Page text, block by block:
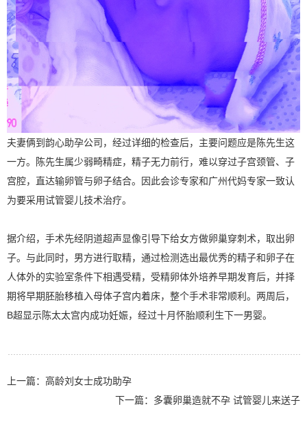
夫妻俩到韵心助孕公司，经过详细的检查后，主要问题应是陈先生这
一方。陈先生属少弱畸精症，精子无力前行，难以穿过子宫颈管、子
宫腔，直达输卵管与卵子结合。因此会诊专家和广州代妈专家一致认
为要采用试管婴儿技术治疗。
据介绍，手术先经阴道超声显像引导下给女方做卵巢穿刺术，取出卵
子。与此同时，男方进行取精，通过检测选出最优秀的精子和卵子在
人体外的实验室条件下相遇受精，受精卵体外培养早期发育后，并择
期将早期胚胎移植入母体子宫内着床，整个手术非常顺利。两周后，
B超显示陈太太宫内成功妊娠，经过十月怀胎顺利生下一男婴。
上一篇： 高龄刘女士成功助孕
下一篇： 多囊卵巢造就不孕 试管婴儿来送子